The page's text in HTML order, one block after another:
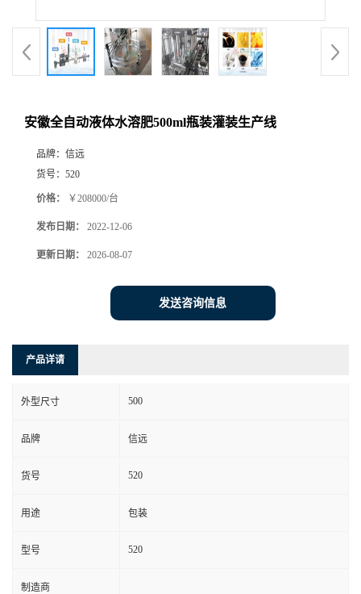
安徽全自动液体水溶肥500ml瓶装灌装生产线
品牌： 信远
货号： 520
价格： ￥208000/台
发布日期： 2022-12-06
更新日期： 2026-08-07
发送咨询信息
产品详请
外型尺寸 500
品牌 信远
货号 520
用途 包装
型号 520
制造商